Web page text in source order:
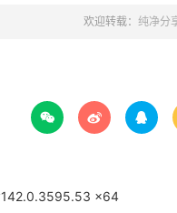
欢迎转载： 纯净分
  
x64